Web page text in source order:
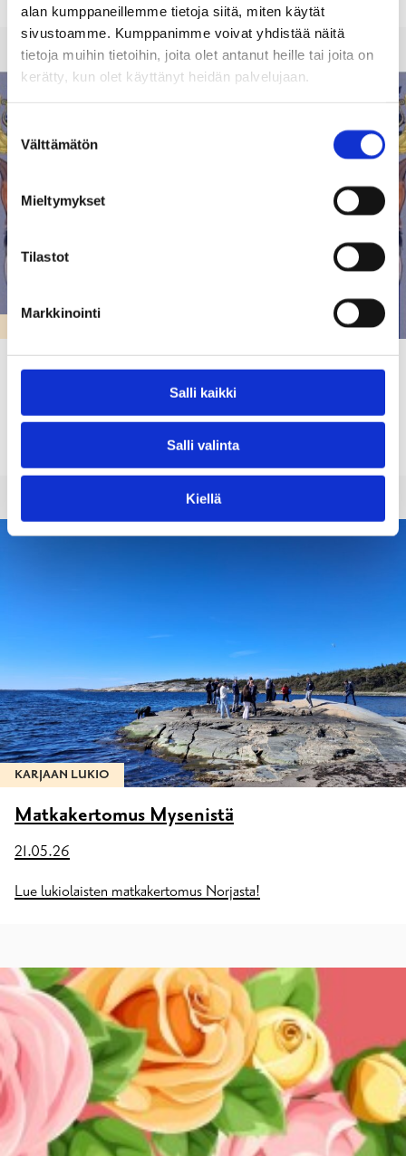
alan kumppaneillemme tietoja siitä, miten käytät
sivustoamme. Kumppanimme voivat yhdistää näitä
tietoja muihin tietoihin, joita olet antanut heille tai joita on
kerätty, kun olet käyttänyt heidän palvelujaan.
Suostumuksen
valinta
Välttämätön
Mieltymykset
Tilastot
Markkinointi
Salli kaikki
Salli valinta
Kiellä
Karjaan lukion kevätjuhla 2026
KARJAAN LUKIO
Matkakertomus Mysenistä
21.05.26
Lue lukiolaisten matkakertomus Norjasta!